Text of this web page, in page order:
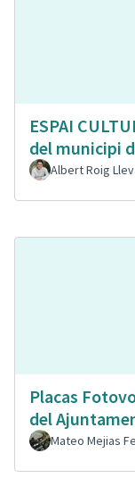
ESPAI
del municipi
Albert Roig
Placas
del
Mateo Mejias